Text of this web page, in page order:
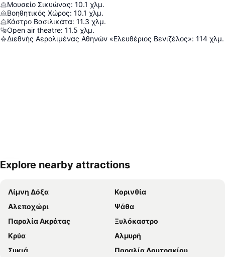
Μουσείο Σικυώνας: 10.1 χλμ.
Βοηθητικός Χώρος: 10.1 χλμ.
Κάστρο Βασιλικάτα: 11.3 χλμ.
Open air theatre: 11.5 χλμ.
Διεθνής Αερολιμένας Αθηνών «Ελευθέριος Βενιζέλος»: 114 χλμ.
Ανάπτυξη χάρτη
Explore nearby attractions
Λίμνη Δόξα
Κορινθία
Αλεποχώρι
Ψάθα
Παραλία Ακράτας
Ξυλόκαστρο
Κρύα
Αλμυρή
Συκιά
Παραλία Λουτρακίου